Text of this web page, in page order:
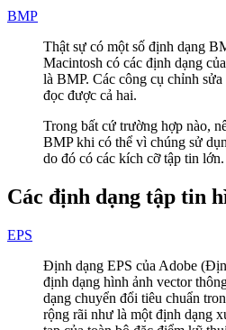
BMP
Thật sự có một số định dạng
Macintosh có các định dạng
là BMP. Các công cụ chỉnh
đọc được cả hai.
Trong bất cứ trường hợp nào,
BMP khi có thể vì chúng sử
do đó có các kích cỡ tập tin lớn.
Các định dạng tập tin
EPS
Định dạng EPS của Adobe
định dạng hình ảnh vector
dạng chuyển đổi tiêu chuẩn
rộng rãi như là một định dạng